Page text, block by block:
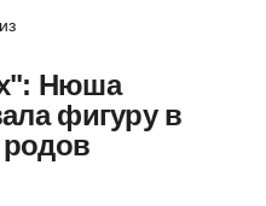
Нюша
фигуру в
родов